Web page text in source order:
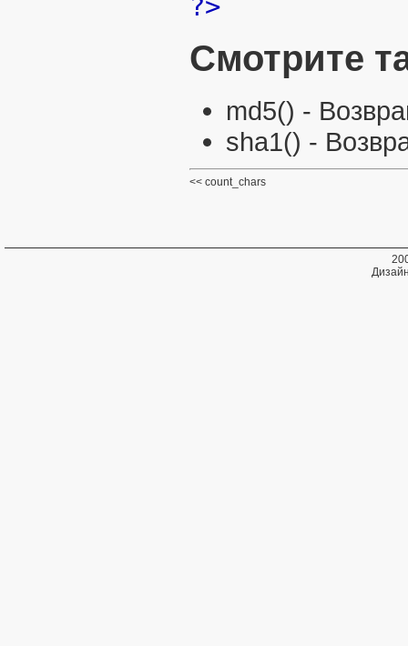
?>
Смотрите
md5() -
sha1() -
count_chars